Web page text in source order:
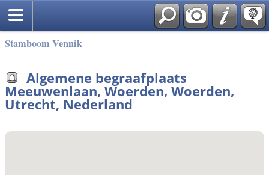
Stamboom Vennik
Algemene begraafplaats
Meeuwenlaan, Woerden, Woerden,
Utrecht, Nederland